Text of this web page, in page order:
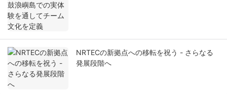
NRTECの新拠点への移転を祝う - さらなる
発展段階へ